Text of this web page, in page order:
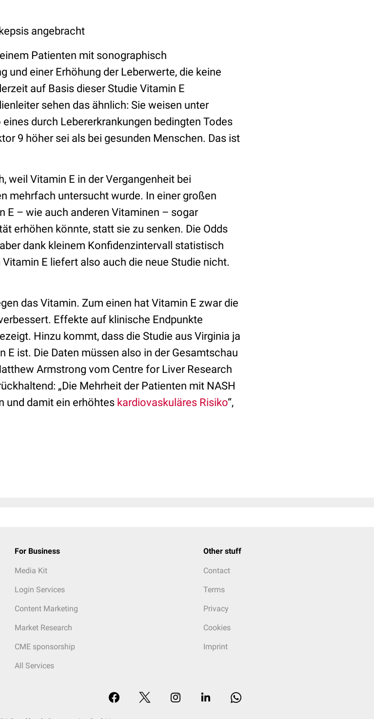
angebracht
Patienten mit sonographisch
und einer Erhöhung der Leberwerte, die keine
auf Basis dieser Studie Vitamin E
sehen das ähnlich: Sie weisen unter
durch Lebererkrankungen bedingten Todes
9 höher sei als bei gesunden Menschen. Das ist
weil Vitamin E in der Vergangenheit bei
mehrfach untersucht wurde. In einer großen
E – wie auch anderen Vitaminen – sogar
erhöhen könnte, statt sie zu senken. Die Odds
dank kleinem Konfidenzintervall statistisch
E liefert also auch die neue Studie nicht.
das Vitamin. Zum einen hat Vitamin E zwar die
Effekte auf klinische Endpunkte
Hinzu kommt, dass die Studie aus Virginia ja
E ist. Die Daten müssen also in der Gesamtschau
Armstrong vom Centre for Liver Research
„Die Mehrheit der Patienten mit NASH
und damit ein erhöhtes kardiovaskuläres Risiko“,
For Business
Media Kit
Login Services
Content Marketing
Market Research
CME sponsorship
All Services
Other stuff
Contact
Terms
Privacy
Cookies
Imprint